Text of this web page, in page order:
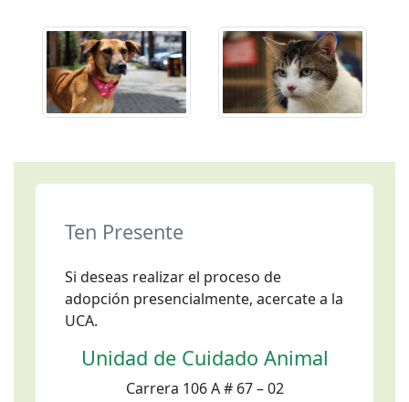
Ten Presente
Si deseas realizar el proceso de
adopción presencialmente, acercate a la
UCA.
Unidad de Cuidado Animal
Carrera 106 A # 67 – 02